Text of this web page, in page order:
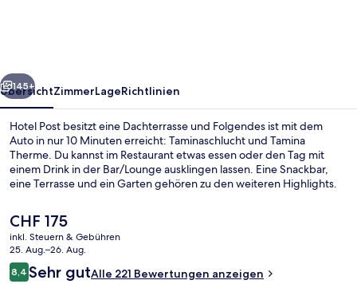
Weiter
145+
ÜbersichtZimmerLageRichtlinien
Hotel Post besitzt eine Dachterrasse und Folgendes ist mit dem
Auto in nur 10 Minuten erreicht: Taminaschlucht und Tamina
Therme. Du kannst im Restaurant etwas essen oder den Tag mit
einem Drink in der Bar/Lounge ausklingen lassen. Eine Snackbar,
eine Terrasse und ein Garten gehören zu den weiteren Highlights.
Der
aktuelle
Preis
beträgt
CHF 175.
CHF 175
inkl. Steuern & Gebühren
25. Aug.–26. Aug.
Bewertungen
8,48,4 von 10.
Sehr gutAlle 221 Bewertungen anzeigen